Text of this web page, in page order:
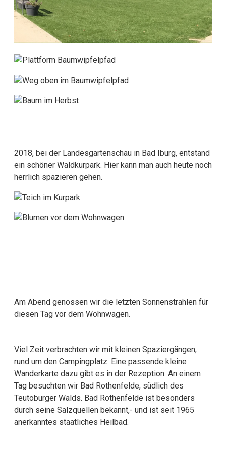
2018, bei der Landesgartenschau in Bad Iburg, entstand
ein schöner Waldkurpark. Hier kann man auch heute noch
herrlich spazieren gehen.
Am Abend genossen wir die letzten Sonnenstrahlen für
diesen Tag vor dem Wohnwagen.
Viel Zeit verbrachten wir mit kleinen Spaziergängen,
rund um den Campingplatz. Eine passende kleine
Wanderkarte dazu gibt es in der Rezeption. An einem
Tag besuchten wir Bad Rothenfelde, südlich des
Teutoburger Walds. Bad Rothenfelde ist besonders
durch seine Salzquellen bekannt,- und ist seit 1965
anerkanntes staatliches Heilbad.